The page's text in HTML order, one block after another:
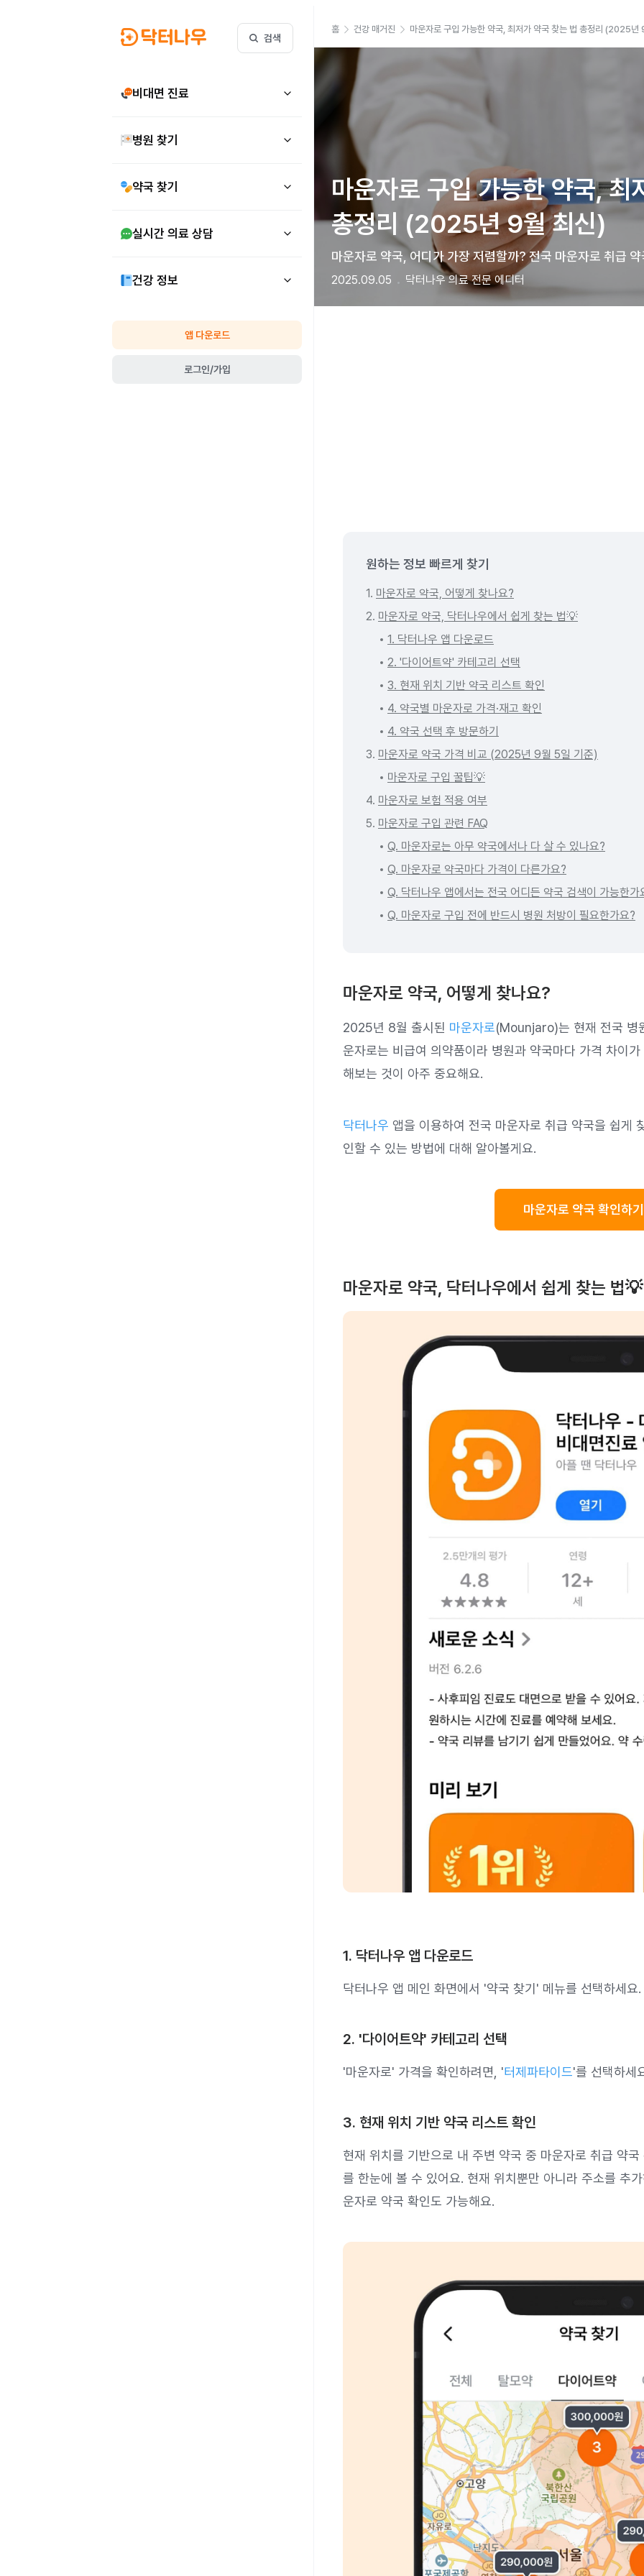
검색
비대면 진료
병원 찾기
약국 찾기
실시간 의료 상담
건강 정보
앱 다운로드
로그인/가입
홈 건강 매거진 마운자로 구입 가능한 약국, 최저가 약국 찾는 법 총정리 (2025년
마운자로 구입 가능한 약국, 최
총정리 (2025년 9월 최신)
마운자로 약국, 어디가 가장 저렴할까? 전국 마운자로 취급
2025.09.05 닥터나우 의료 전문 에디터
원하는 정보 빠르게 찾기
1. 마운자로 약국, 어떻게 찾나요?
2. 마운자로 약국, 닥터나우에서 쉽게 찾는 법💡
1. 닥터나우 앱 다운로드
2. '다이어트약' 카테고리 선택
3. 현재 위치 기반 약국 리스트 확인
4. 약국별 마운자로 가격·재고 확인
4. 약국 선택 후 방문하기
3. 마운자로 약국 가격 비교 (2025년 9월 5일 기준)
마운자로 구입 꿀팁💡
4. 마운자로 보험 적용 여부
5. 마운자로 구입 관련 FAQ
Q. 마운자로는 아무 약국에서나 다 살 수 있나요?
Q. 마운자로 약국마다 가격이 다른가요?
Q. 닥터나우 앱에서는 전국 어디든 약국 검색이 가능한가
Q. 마운자로 구입 전에 반드시 병원 처방이 필요한가요?
마운자로 약국, 어떻게 찾나요?
2025년 8월 출시된 마운자로(Mounjaro)는 현재 전국 병
운자로는 비급여 의약품이라 병원과 약국마다 가격 차이
해보는 것이 아주 중요해요.
닥터나우 앱을 이용하여 전국 마운자로 취급 약국을 쉽게
인할 수 있는 방법에 대해 알아볼게요.
마운자로 약국 확인하
마운자로 약국, 닥터나우에서 쉽게 찾는 법💡
1. 닥터나우 앱 다운로드
닥터나우 앱 메인 화면에서 '약국 찾기' 메뉴를 선택하세요.
2. '다이어트약' 카테고리 선택
'마운자로' 가격을 확인하려면, '터제파타이드'를 선택하세
3. 현재 위치 기반 약국 리스트 확인
현재 위치를 기반으로 내 주변 약국 중 마운자로 취급 약
를 한눈에 볼 수 있어요. 현재 위치뿐만 아니라 주소를 추
운자로 약국 확인도 가능해요.